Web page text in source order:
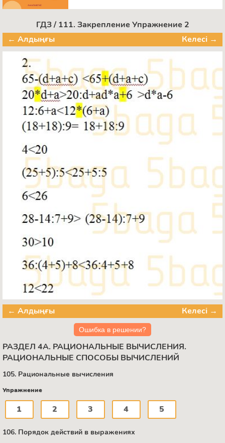
ГДЗ / 111. Закрепление Упражнение 2
← Алдыңғы
Келесі →
← Алдыңғы Келесі →
Ошибка в решении?
РАЗДЕЛ 4А. РАЦИОНАЛЬНЫЕ ВЫЧИСЛЕНИЯ.
РАЦИОНАЛЬНЫЕ СПОСОБЫ ВЫЧИСЛЕНИЙ
105. Рациональные вычисления
Упражнение
1 2 3 4 5
106. Порядок действий в выражениях